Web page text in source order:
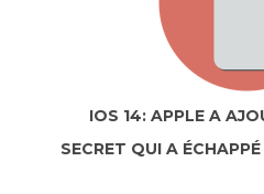
IOS 14: APPLE A
SECRET QUI A